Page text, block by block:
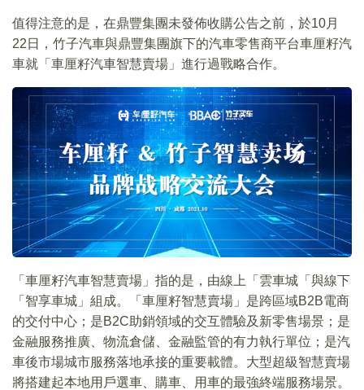
值得注意的是，在鼎豐集團未發佈收購公告之前，於10月
22日，竹子汽車與鼎豐集團旗下的汽車零售商平台車厘籽汽
車就「車厘籽汽車智慧賣場」進行過戰略合作。
「車厘籽汽車智慧賣場」指的是，由線上「雲車城「與線下
「智享車城」組成。「車厘籽智慧賣場」是跨區域B2B電商
的交付中心；是B2C助銷領域的交互體驗及新零售場景；是
金融服務推廣、物流倉儲、金融監管的有力執行單位；是汽
車後市場城市服務落地承接的重要載體。大型超級智慧賣場
將搭建起本地用戶選車、購車、用車的最強終端服務場景。